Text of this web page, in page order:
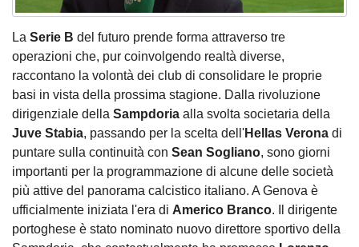
La Serie B del futuro prende forma attraverso tre
operazioni che, pur coinvolgendo realtà diverse,
raccontano la volontà dei club di consolidare le proprie
basi in vista della prossima stagione. Dalla rivoluzione
dirigenziale della Sampdoria alla svolta societaria della
Juve Stabia, passando per la scelta dell'Hellas Verona di
puntare sulla continuità con Sean Sogliano, sono giorni
importanti per la programmazione di alcune delle società
più attive del panorama calcistico italiano. A Genova è
ufficialmente iniziata l'era di Americo Branco. Il dirigente
portoghese è stato nominato nuovo direttore sportivo della